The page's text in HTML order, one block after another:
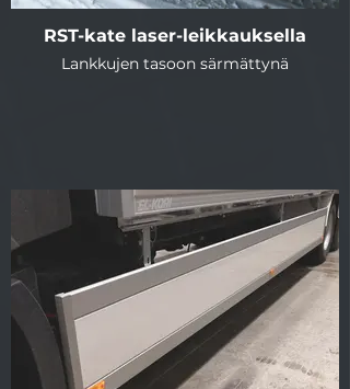
RST-kate laser-leikkauksella
Lankkujen tasoon särmättynä